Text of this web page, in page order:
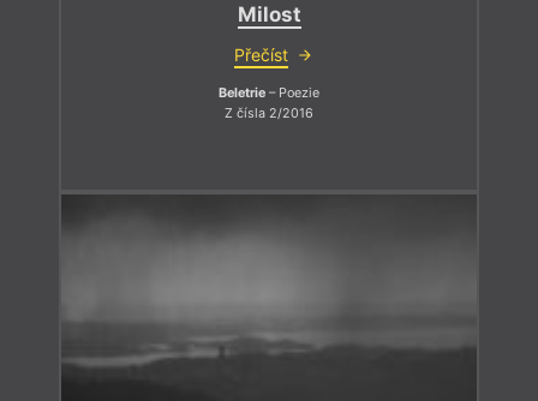
Milost
Přečíst
Beletrie – Poezie
Z čísla 2/2016